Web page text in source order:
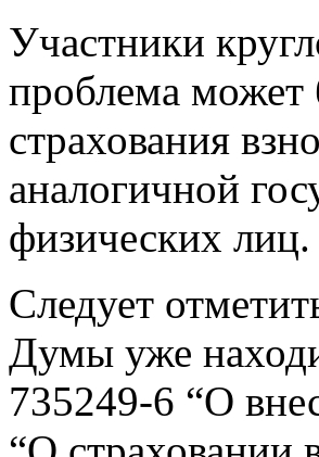
Участники
проблема может
страхования
аналогичной
физических лиц.
Следует
Думы уже
735249-6 “О